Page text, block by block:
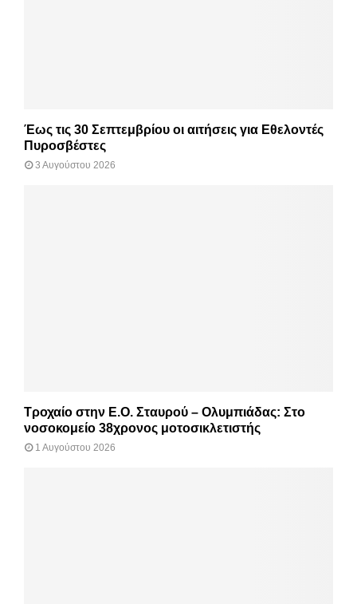
Έως τις 30 Σεπτεμβρίου οι αιτήσεις για Εθελοντές
Πυροσβέστες
3 Αυγούστου 2026
Τροχαίο στην Ε.Ο. Σταυρού – Ολυμπιάδας: Στο
νοσοκομείο 38χρονος μοτοσικλετιστής
1 Αυγούστου 2026